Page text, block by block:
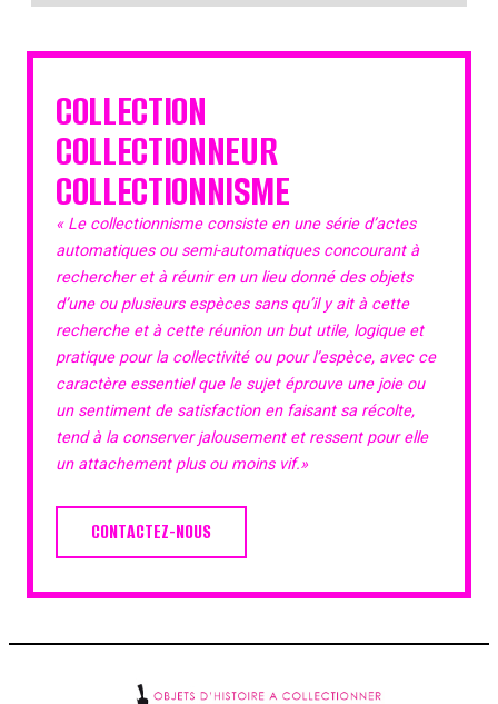
COLLECTION
COLLECTIONNEUR
COLLECTIONNISME
« Le collectionnisme consiste en une série d’actes
automatiques ou semi-automatiques concourant à
rechercher et à réunir en un lieu donné des objets
d’une ou plusieurs espèces sans qu’il y ait à cette
recherche et à cette réunion un but utile, logique et
pratique pour la collectivité ou pour l’espèce, avec ce
caractère essentiel que le sujet éprouve une joie ou
un sentiment de satisfaction en faisant sa récolte,
tend à la conserver jalousement et ressent pour elle
un attachement plus ou moins vif.»
CONTACTEZ-NOUS